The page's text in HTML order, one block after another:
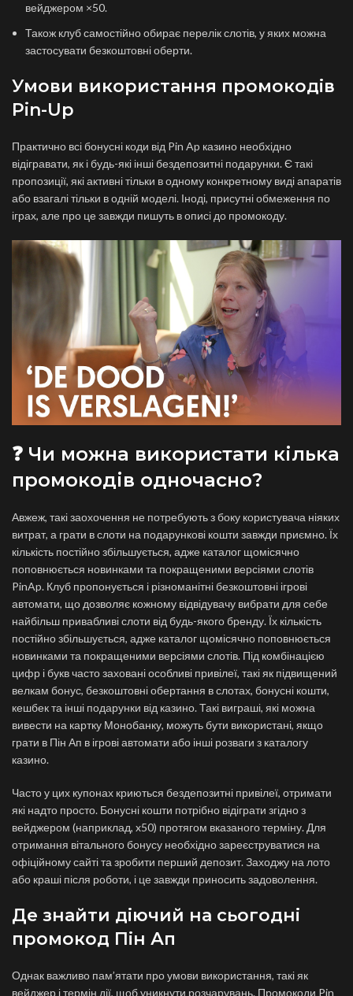
вейджером ×50.
Також клуб самостійно обирає перелік слотів, у яких можна
застосувати безкоштовні оберти.
Умови використання промокодів
Pin-Up
Практично всі бонусні коди від Pin Ap казино необхідно
відігравати, як і будь-які інші бездепозитні подарунки. Є такі
пропозиції, які активні тільки в одному конкретному виді апаратів
або взагалі тільки в одній моделі. Іноді, присутні обмеження по
іграх, але про це завжди пишуть в описі до промокоду.
❓ Чи можна використати кілька
промокодів одночасно?
Авжеж, такі заохочення не потребують з боку користувача ніяких
витрат, а грати в слоти на подарункові кошти завжди приємно. Їх
кількість постійно збільшується, адже каталог щомісячно
поповнюється новинками та покращеними версіями слотів
PinAp. Клуб пропонується і різноманітні безкоштовні ігрові
автомати, що дозволяє кожному відвідувачу вибрати для себе
найбільш привабливі слоти від будь-якого бренду. Їх кількість
постійно збільшується, адже каталог щомісячно поповнюється
новинками та покращеними версіями слотів. Під комбінацією
цифр і букв часто заховані особливі привілеї, такі як підвищений
велкам бонус, безкоштовні обертання в слотах, бонусні кошти,
кешбек та інші подарунки від казино. Такі виграші, які можна
вивести на картку Монобанку, можуть бути використані, якщо
грати в Пін Ап в ігрові автомати або інші розваги з каталогу
казино.
Часто у цих купонах криються бездепозитні привілеї, отримати
які надто просто. Бонусні кошти потрібно відіграти згідно з
вейджером (наприклад, x50) протягом вказаного терміну. Для
отримання вітального бонусу необхідно зареєструватися на
офіційному сайті та зробити перший депозит. Заходжу на лото
або краші після роботи, і це завжди приносить задоволення.
Де знайти діючий на сьогодні
промокод Пін Ап
Однак важливо пам’ятати про умови використання, такі як
вейджер і термін дії, щоб уникнути розчарувань. Промокоди Pin